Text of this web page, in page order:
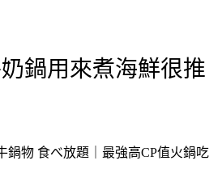
鍋用來煮海鮮很推